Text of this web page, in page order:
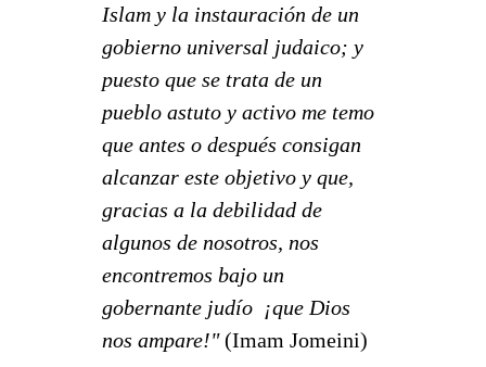
Islam y la instauración de un
gobierno universal judaico; y
puesto que se trata de un
pueblo astuto y activo me temo
que antes o después consigan
alcanzar este objetivo y que,
gracias a la debilidad de
algunos de nosotros, nos
encontremos bajo un
gobernante judío ­ ¡que Dios
nos ampare!"(Imam Jomeini)